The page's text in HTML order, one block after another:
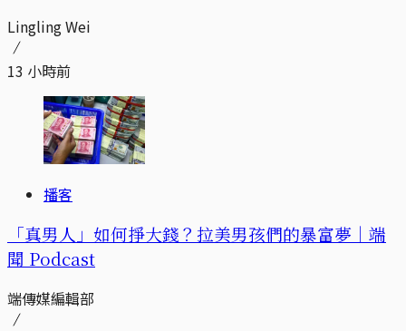
Lingling Wei
13 小時前
播客
「真男人」如何掙大錢？拉美男孩們的暴富夢｜端
聞 Podcast
端傳媒編輯部